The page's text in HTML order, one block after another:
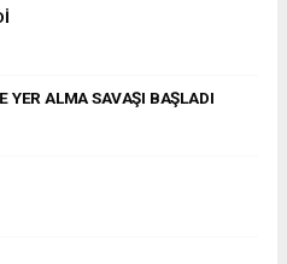
YER ALMA SAVAŞI BAŞLADI